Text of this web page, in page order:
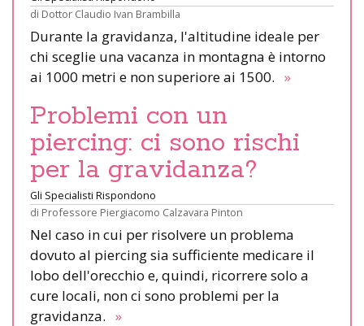
di Dottor Claudio Ivan Brambilla
Durante la gravidanza, l'altitudine ideale per
chi sceglie una vacanza in montagna è intorno
ai 1000 metri e non superiore ai 1500. »
Problemi con un
piercing: ci sono rischi
per la gravidanza?
Gli Specialisti Rispondono
di Professore Piergiacomo Calzavara Pinton
Nel caso in cui per risolvere un problema
dovuto al piercing sia sufficiente medicare il
lobo dell'orecchio e, quindi, ricorrere solo a
cure locali, non ci sono problemi per la
gravidanza. »